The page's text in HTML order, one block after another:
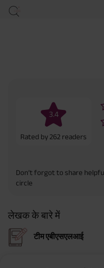
3.4
Rated by 262 readers
Don’t forgot to share
circle
लेखक के बारे में
टीम एबीएसएलआई